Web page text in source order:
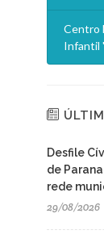
Centro
Infantil
Desfile
de
rede
29/08/2026